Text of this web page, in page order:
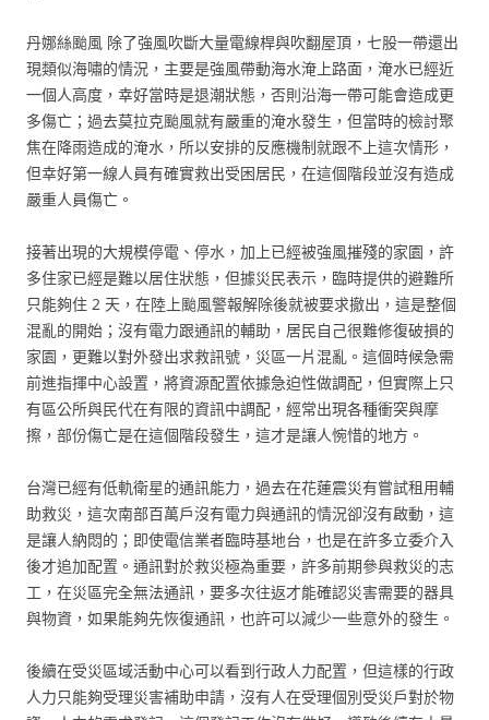
丹娜絲颱風 除了強風吹斷大量電線桿與吹翻屋頂，七股一帶還出
現類似海嘯的情況，主要是強風帶動海水淹上路面，淹水已經近
一個人高度，幸好當時是退潮狀態，否則沿海一帶可能會造成更
多傷亡；過去莫拉克颱風就有嚴重的淹水發生，但當時的檢討聚
焦在降雨造成的淹水，所以安排的反應機制就跟不上這次情形，
但幸好第一線人員有確實救出受困居民，在這個階段並沒有造成
嚴重人員傷亡。
接著出現的大規模停電、停水，加上已經被強風摧殘的家園，許
多住家已經是難以居住狀態，但據災民表示，臨時提供的避難所
只能夠住 2 天，在陸上颱風警報解除後就被要求撤出，這是整個
混亂的開始；沒有電力跟通訊的輔助，居民自己很難修復破損的
家園，更難以對外發出求救訊號，災區一片混亂。這個時候急需
前進指揮中心設置，將資源配置依據急迫性做調配，但實際上只
有區公所與民代在有限的資訊中調配，經常出現各種衝突與摩
擦，部份傷亡是在這個階段發生，這才是讓人惋惜的地方。
台灣已經有低軌衛星的通訊能力，過去在花蓮震災有嘗試租用輔
助救災，這次南部百萬戶沒有電力與通訊的情況卻沒有啟動，這
是讓人納悶的；即使電信業者臨時基地台，也是在許多立委介入
後才追加配置。通訊對於救災極為重要，許多前期參與救災的志
工，在災區完全無法通訊，要多次往返才能確認災害需要的器具
與物資，如果能夠先恢復通訊，也許可以減少一些意外的發生。
後續在受災區域活動中心可以看到行政人力配置，但這樣的行政
人力只能夠受理災害補助申請，沒有人在受理個別受災戶對於物